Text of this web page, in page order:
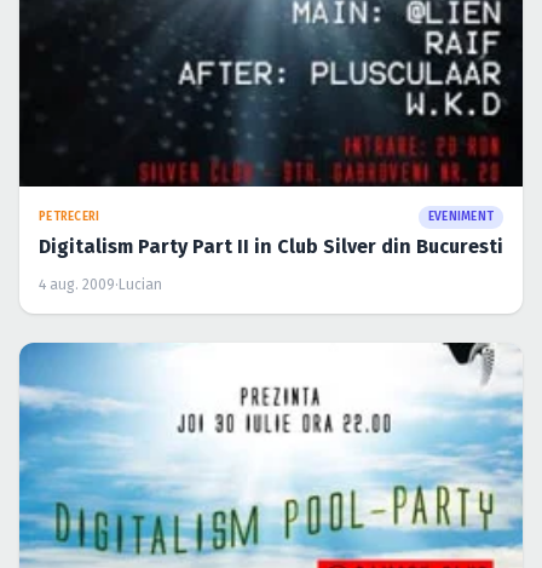
PETRECERI EVENIMENT
Digitalism Party Part II in Club Silver din Bucuresti
4 aug. 2009·Lucian